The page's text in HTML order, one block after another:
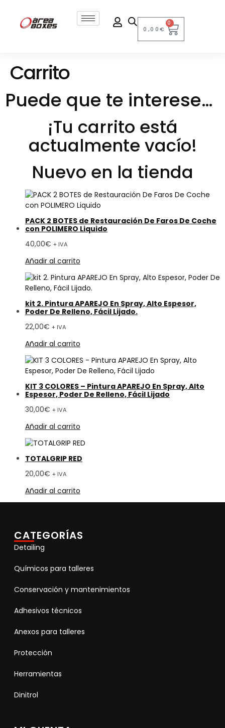
0,00€
0
Carrito
Puede que te interese…
¡Tu carrito está
actualmente vacío!
Nuevo en la tienda
PACK 2 BOTES de Restauración De Faros De Coche
con POLIMERO Liquido
40,00€ + IVA
Añadir al carrito
kit 2. Pintura APAREJO En Spray, Alto Espesor,
Poder De Relleno, Fácil Lijado.
22,00€ + IVA
Añadir al carrito
KIT 3 COLORES – Pintura APAREJO En Spray, Alto
Espesor, Poder De Relleno, Fácil Lijado
30,00€ + IVA
Añadir al carrito
TOTALGRIP RED
20,00€ + IVA
Añadir al carrito
CATEGORÍAS
Detailing
Químicos para talleres
Conservación y mantenimientos
Adhesivos técnicos
Anexos para talleres
Protección
Herramientas
Dinitrol